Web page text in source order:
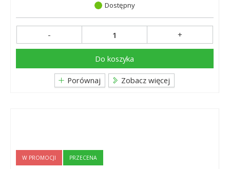
Dostępny
- +
Do koszyka
Porównaj Zobacz więcej
W PROMOCJI PRZECENA